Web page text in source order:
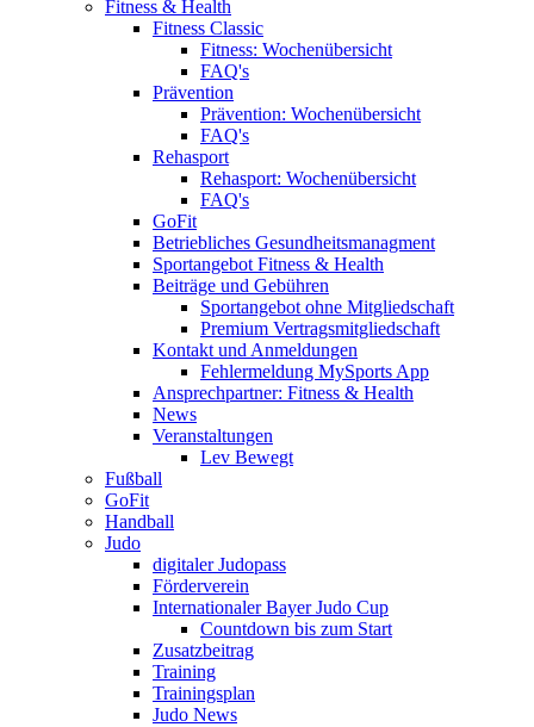
Fitness & Health
Fitness Classic
Fitness: Wochenübersicht
FAQ's
Prävention
Prävention: Wochenübersicht
FAQ's
Rehasport
Rehasport: Wochenübersicht
FAQ's
GoFit
Betriebliches Gesundheitsmanagment
Sportangebot Fitness & Health
Beiträge und Gebühren
Sportangebot ohne Mitgliedschaft
Premium Vertragsmitgliedschaft
Kontakt und Anmeldungen
Fehlermeldung MySports App
Ansprechpartner: Fitness & Health
News
Veranstaltungen
Lev Bewegt
Fußball
GoFit
Handball
Judo
digitaler Judopass
Förderverein
Internationaler Bayer Judo Cup
Countdown bis zum Start
Zusatzbeitrag
Training
Trainingsplan
Judo News